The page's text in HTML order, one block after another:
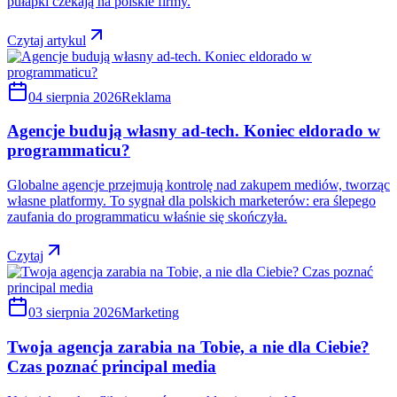
Czytaj artykul
04 sierpnia 2026Reklama
Agencje budują własny ad-tech. Koniec eldorado w
programmaticu?
Globalne agencje przejmują kontrolę nad zakupem mediów, tworząc
własne platformy. To sygnał dla polskich marketerów: era ślepego
zaufania do programmaticu właśnie się skończyła.
Czytaj
03 sierpnia 2026Marketing
Twoja agencja zarabia na Tobie, a nie dla Ciebie?
Czas poznać principal media